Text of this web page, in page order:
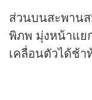
ส่วนบนสะพาน
พิภพ มุ่งหน้าแ
เคลื่อนตัวได้ช้